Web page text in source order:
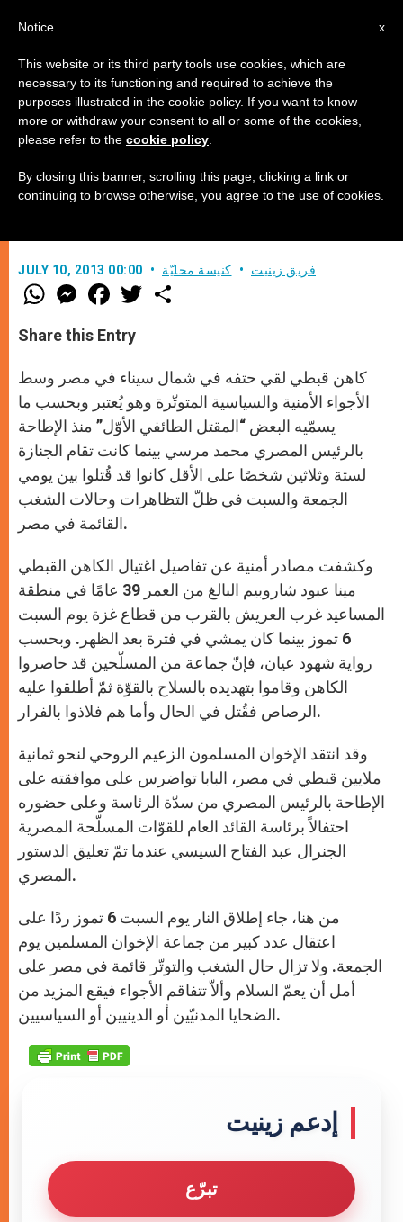
مصر: كاهن قبطي ضحية القتل
الطائفي
JULY 10, 2013 00:00 فريق زينيت كنيسة محليّة
W
h
t
s
p
M
e
s
e
e
r
F
a
e
b
o
k
w
r
Share this Entry
كاهن قبطي لقي حتفه في شمال سيناء في مصر وسط
الأجواء الأمنية والسياسية المتوتّرة وهو يُعتبر وبحسب ما
يسمّيه البعض “المقتل الطائفي الأوّل” منذ الإطاحة
بالرئيس المصري محمد مرسي بينما كانت تقام الجنازة
لستة وثلاثين شخصًا على الأقل كانوا قد قُتلوا بين يومي
الجمعة والسبت في ظلّ التظاهرات وحالات الشغب
القائمة في مصر.
وكشفت مصادر أمنية عن تفاصيل اغتيال الكاهن القبطي
مينا عبود شاروبيم البالغ من العمر 39 عامًا في منطقة
المساعيد غرب العريش بالقرب من قطاع غزة يوم السبت
6 تموز بينما كان يمشي في فترة بعد الظهر. وبحسب
رواية شهود عيان، فإنّ جماعة من المسلّحين قد حاصروا
الكاهن وقاموا بتهديده بالسلاح بالقوّة ثمّ أطلقوا عليه
الرصاص فقُتل في الحال وأما هم فلاذوا بالفرار.
وقد انتقد الإخوان المسلمون الزعيم الروحي لنحو ثمانية
ملايين قبطي في مصر، البابا تواضرس على موافقته على
الإطاحة بالرئيس المصري من سدّة الرئاسة وعلى حضوره
احتفالاً برئاسة القائد العام للقوّات المسلّحة المصرية
الجنرال عبد الفتاح السيسي عندما تمّ تعليق الدستور
المصري.
من هنا، جاء إطلاق النار يوم السبت 6 تموز ردًا على
اعتقال عدد كبير من جماعة الإخوان المسلمين يوم
الجمعة. ولا تزال حال الشغب والتوتّر قائمة في مصر على
أمل أن يعمّ السلام وألاّ تتفاقم الأجواء فيقع المزيد من
الضحايا المدنيّين أو الدينيين أو السياسيين.
إدعم زينيت
تبرّع
x
Notice
This website or its third party tools use cookies, which are
necessary to its functioning and required to achieve the
purposes illustrated in the cookie policy. If you want to know
more or withdraw your consent to all or some of the cookies,
please refer to the cookie policy
By closing this banner, scrolling this page, clicking a link or
continuing to browse otherwise, you agree to the use of cookies.